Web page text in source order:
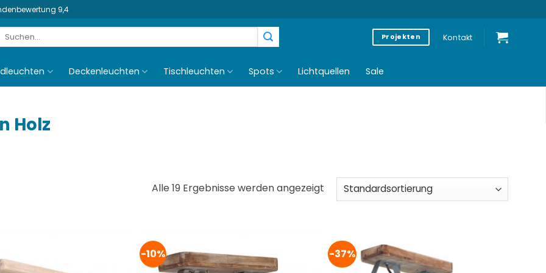
9,4
Suchen
Projekten Kontakt
Deckenleuchten Tischleuchten Spots Lichtquellen Sale
Holz
Alle 19 Ergebnisse werden angezeigt
-10% -37%